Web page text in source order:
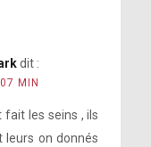
dit :
MIN
fait les seins , ils
leurs on donnés